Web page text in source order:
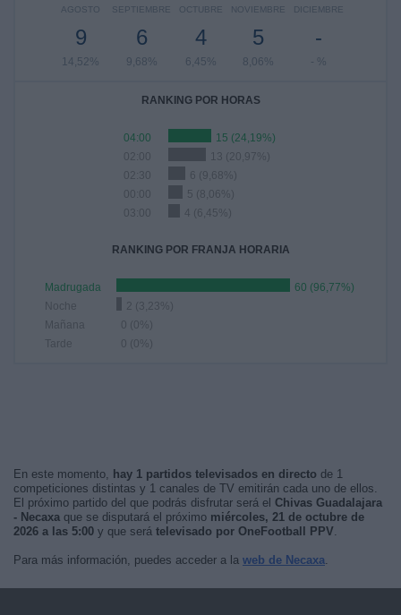
AGOSTO
9
14,52%
SEPTIEMBRE
6
9,68%
OCTUBRE
4
6,45%
NOVIEMBRE
5
8,06%
DICIEMBRE
-
- %
RANKING POR HORAS
04:00
15 (24,19%)
02:00
13 (20,97%)
02:30
6 (9,68%)
5 (8,06%)
03:00
4 (6,45%)
RANKING POR FRANJA HORARIA
Madrugada
60 (96,77%)
Noche
2 (3,23%)
Mañana
0 (0%)
Tarde
0 (0%)
En este momento, hay 1 partidos televisados en directo de 1
competiciones distintas y 1 canales de TV emitirán cada uno de ellos.
El próximo partido del que podrás disfrutar será el Chivas Guadalajara
- Necaxa que se disputará el próximo miércoles, 21 de octubre de
2026 a las 5:00 y que será televisado por OneFootball PPV.
Para más información, puedes acceder a la web de Necaxa.